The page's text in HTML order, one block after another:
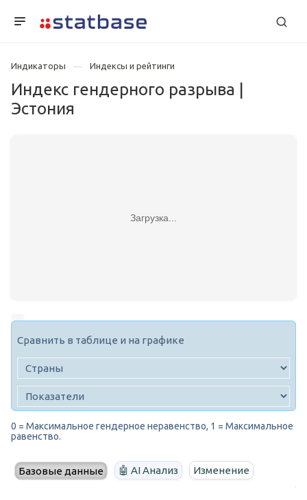
Индикаторы Индексы и рейтинги
Индекс гендерного разрыва |
Эстония
Загрузка...
Сравнить в таблице и на графике
0 = Максимальное гендерное неравенство, 1 = Максимальное
равенство.
Базовые данные 🤖 AI Анализ Изменение